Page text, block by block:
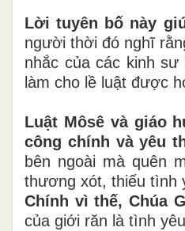
Lời tuyên bố này
người thời đó nghĩ
nhắc của các kinh
làm cho lề luật được
Luật Môsê và giáo
công chính và yêu
bên ngoài mà quên
thương xót, thiếu tình
Chính vì thế, Chúa
của giới răn là tình